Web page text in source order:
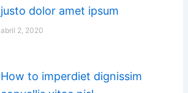
justo dolor amet ipsum
abril 2, 2020
How to imperdiet dignissim